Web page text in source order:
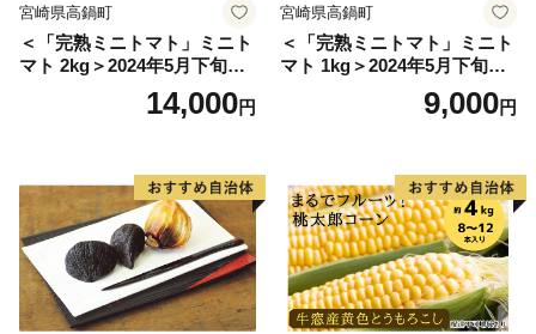
宮崎県高鍋町
＜「完熟ミニトマト」ミニト
マト 2kg＞2024年5月下旬迄
に順次出荷 野菜ソムリエサ
ミット アルル・リリカ共に
県 高鍋町産 産地直送 有機肥
料使用 高糖度 西森農園
14,000円
宮崎県高鍋町
＜「完熟ミニトマト」ミニト
マト 1kg＞2024年5月下旬迄
に順次出荷 野菜ソムリエサ
ミット アルル・リリカ共に
県 高鍋町産 産地直送 有機肥
料使用 高糖度 西森農園
9,000円